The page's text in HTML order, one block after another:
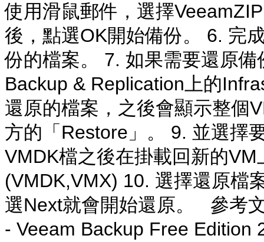
使用滑鼠郵件，選擇
後，點選OK開始備份。 6. 完
份的檔案。 7. 如果需要還原
Backup & Replication上的
還原的檔案，之後會顯示整個
方的「Restore」。 9. 並選擇
VMDK檔之後在掛載回新的
(VMDK,VMX) 10. 選擇還原檔
選Next就會開始還原。 參考
- Veeam Backup Free Edition